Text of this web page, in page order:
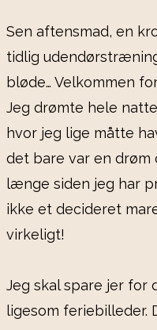
Sen aftensmad, en
tidlig
bløde… Velkommen
Jeg drømte hele
hvor jeg lige måtte
det bare var en drøm
længe siden jeg har
ikke et decideret
virkeligt!
Jeg skal spare jer for
ligesom feriebilleder.